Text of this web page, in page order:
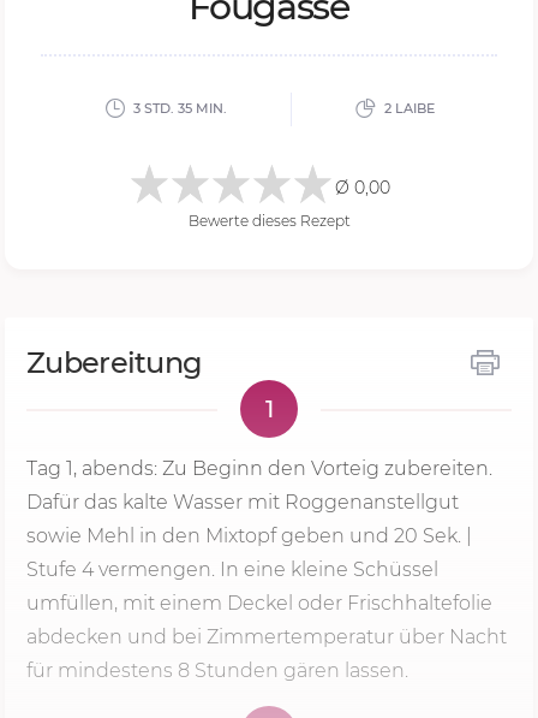
3 STD. 35 MIN. 2 LAIBE
Ø 0,00
Bewerte dieses Rezept
Zubereitung
1
Tag 1, abends: Zu Beginn den Vorteig zubereiten.
Dafür das kalte Wasser mit Roggenanstellgut
sowie Mehl in den Mixtopf geben und 20 Sek. |
Stufe 4vermengen. In eine kleine Schüssel
umfüllen, mit einem Deckel oder Frischhaltefolie
abdecken und bei Zimmertemperatur über Nacht
für mindestens 8 Stunden gären lassen.